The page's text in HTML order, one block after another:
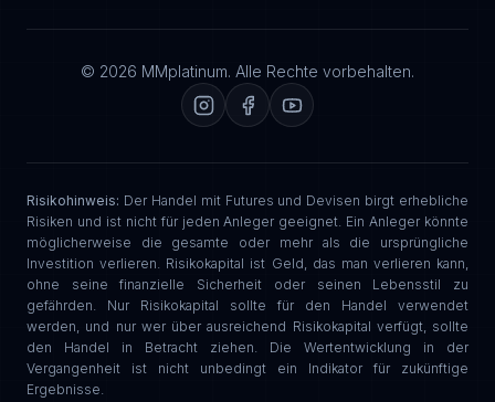
© 2026 MMplatinum. Alle Rechte vorbehalten.
Risikohinweis: Der Handel mit Futures und Devisen birgt erhebliche
Risiken und ist nicht für jeden Anleger geeignet. Ein Anleger könnte
möglicherweise die gesamte oder mehr als die ursprüngliche
Investition verlieren. Risikokapital ist Geld, das man verlieren kann,
ohne seine finanzielle Sicherheit oder seinen Lebensstil zu
gefährden. Nur Risikokapital sollte für den Handel verwendet
werden, und nur wer über ausreichend Risikokapital verfügt, sollte
den Handel in Betracht ziehen. Die Wertentwicklung in der
Vergangenheit ist nicht unbedingt ein Indikator für zukünftige
Ergebnisse.